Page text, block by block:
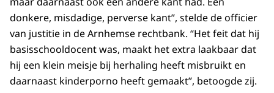
donkere, misdadige, perverse kant”, stelde de officier
van justitie in de Arnhemse rechtbank. “Het feit dat hij
basisschooldocent was, maakt het extra laakbaar dat
hij een klein meisje bij herhaling heeft misbruikt en
daarnaast kinderporno heeft gemaakt”, betoogde zij.